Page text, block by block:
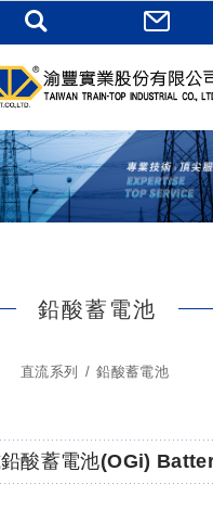
鉛酸蓄電池
直流系列 鉛酸蓄電池
酸蓄電池(OGi)